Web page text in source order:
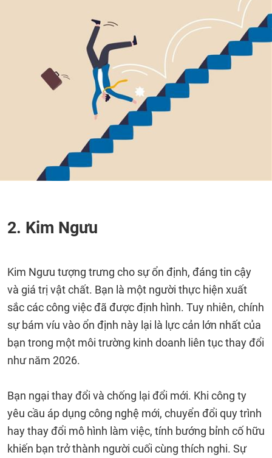
2. Kim Ngưu
Kim Ngưu tượng trưng cho sự ổn định, đáng tin cậy
và giá trị vật chất. Bạn là một người thực hiện xuất
sắc các công việc đã được định hình. Tuy nhiên, chính
sự bám víu vào ổn định này lại là lực cản lớn nhất của
bạn trong một môi trường kinh doanh liên tục thay đổi
như năm 2026.
Bạn ngại thay đổi và chống lại đổi mới. Khi công ty
yêu cầu áp dụng công nghệ mới, chuyển đổi quy trình
hay thay đổi mô hình làm việc, tính bướng bỉnh cố hữu
khiến bạn trở thành người cuối cùng thích nghi. Sự